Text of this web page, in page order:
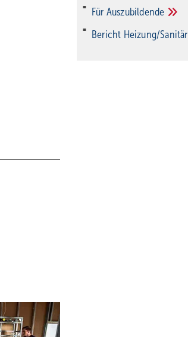
Für Auszubildende
Bericht Heizung/Sanitär